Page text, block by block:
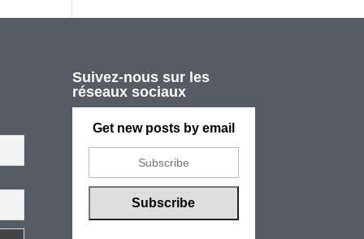
Suivez-nous sur les
réseaux sociaux
Get new posts by email